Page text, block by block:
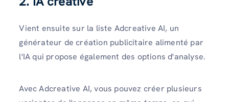
Vient ensuite sur la liste Adcreative AI, un
générateur de création publicitaire alimenté par
l'IA qui propose également des options d'analyse.
Avec Adcreative AI, vous pouvez créer plusieurs